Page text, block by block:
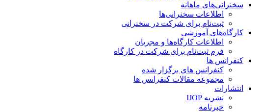
سخنرانی‌های ماهانه
اطلاعات سخنرانی‌‌ها
ثبت‌نام برای شرکت در سخنرانی
کارگاه‌های آموزشی
اطلاعات کارگاه‌ها و مجریان
فرم ثبت‌نام برای شرکت در کارگاه
کنفرانس ها
کنفرانس های برگزار شده
مجموعه مقالات کنفرانس ها
انتشارات
نشریه IJOP
خبرنامه